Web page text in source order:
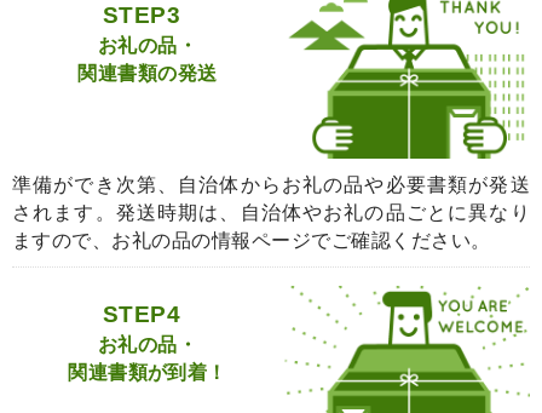
STEP3
お礼の品・
関連書類の発送
準備ができ次第、自治体からお礼の品や必要書類が発送
されます。発送時期は、自治体やお礼の品ごとに異なり
ますので、お礼の品の情報ページでご確認ください。
STEP4
お礼の品・
関連書類が到着！